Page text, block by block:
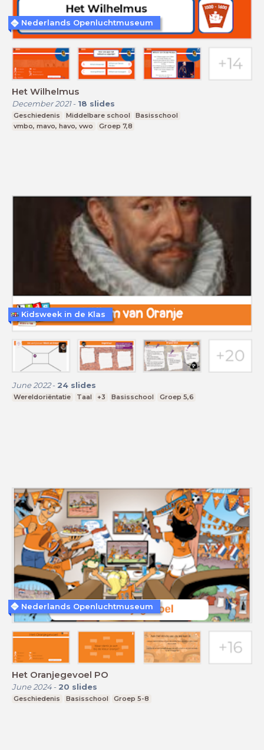
Het Wilhelmus
December 2021- 18 slides
Geschiedenis Middelbare school
Basisschool
vmbo, mavo, havo, vwo
Groep 7,8
Nederlands Openluchtmuseum
June 2022- 24 slides
Wereldoriëntatie Taal +3 Basisschool Groep 5,6
Kidsweek in de Klas
Het Oranjegevoel PO
June 2024- 20 slides
Geschiedenis Basisschool Groep 5-8
Nederlands Openluchtmuseum